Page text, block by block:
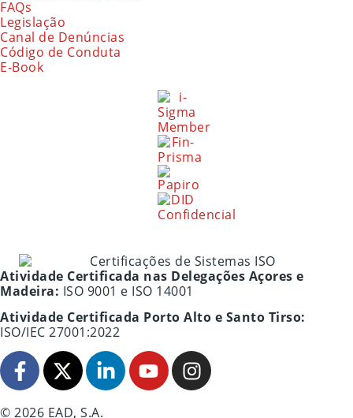
FAQs
Legislação
Canal de Denúncias
Código de Conduta
E-Book
Atividade Certificada nas Delegações Açores e
Madeira: ISO 9001 e ISO 14001
Atividade Certificada Porto Alto e Santo Tirso:
ISO/IEC 27001:2022
© 2026 EAD, S.A.